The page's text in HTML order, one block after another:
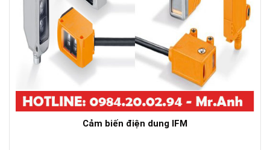
Cảm biến điện dung IFM